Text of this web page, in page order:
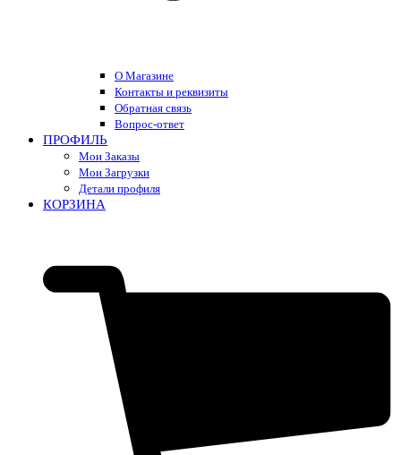
О Магазине
Контакты и реквизиты
Обратная связь
Вопрос-ответ
ПРОФИЛЬ
Мои Заказы
Мои Загрузки
Детали профиля
КОРЗИНА